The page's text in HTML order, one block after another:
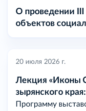
О проведении III
объектов
20 июля 2026 г.
Лекция «Иконы
зырянского
Вычегодской
Программу